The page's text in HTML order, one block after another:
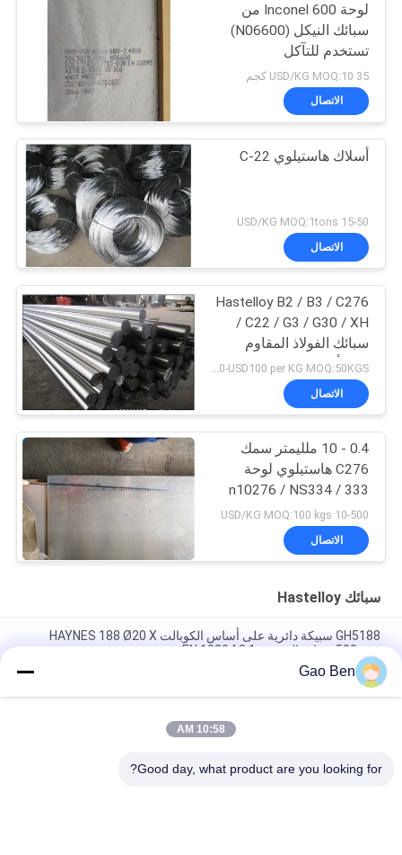
لوحة Inconel 600 من
سبائك النيكل (N06600)
تستخدم للتآكل
35 USD/KG MOQ:10 كجم
الاتصال
أسلاك هاستيلوي C-22
15-50 USD/KG MOQ:1tons
الاتصال
Hastelloy B2 / B3 / C276
/ C22 / G3 / G30 / XH
سبائك الفولاذ المقاوم
للصدأ القضبان المستديرة USD50-USD100 per KG MOQ:50KGS
الاتصال
0.4 - 10 ملليمتر سمك
C276 هاستيلوي لوحة
n10276 / NS334 / 333
W.Nr.2.4819
10-500 USD/KG MOQ:100 kgs
الاتصال
سبائك Hastelloy
GH5188 سبيكة دائرية على أساس الكوبالت HAYNES 188 Ø20 X
500mm شهادة التفتيش 3.1 EN 10204
لمقاومة التآكل
HC 276 ألواح هاستيلوي مقاومة للتآكل HASTELLOY C-276 UNS
Gao Ben
10:58 AM
Good day, what product are you looking for?